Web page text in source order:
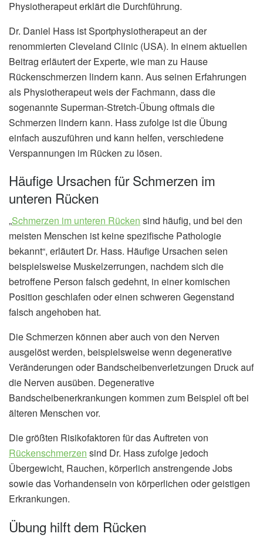
Physiotherapeut erklärt die Durchführung.
Dr. Daniel Hass ist Sportphysiotherapeut an der
renommierten Cleveland Clinic (USA). In einem aktuellen
Beitrag erläutert der Experte, wie man zu Hause
Rückenschmerzen lindern kann. Aus seinen Erfahrungen
als Physiotherapeut weis der Fachmann, dass die
sogenannte Superman-Stretch-Übung oftmals die
Schmerzen lindern kann. Hass zufolge ist die Übung
einfach auszuführen und kann helfen, verschiedene
Verspannungen im Rücken zu lösen.
Häufige Ursachen für Schmerzen im
unteren Rücken
„Schmerzen im unteren Rücken sind häufig, und bei den
meisten Menschen ist keine spezifische Pathologie
bekannt“, erläutert Dr. Hass. Häufige Ursachen seien
beispielsweise Muskelzerrungen, nachdem sich die
betroffene Person falsch gedehnt, in einer komischen
Position geschlafen oder einen schweren Gegenstand
falsch angehoben hat.
Die Schmerzen können aber auch von den Nerven
ausgelöst werden, beispielsweise wenn degenerative
Veränderungen oder Bandscheibenverletzungen Druck auf
die Nerven ausüben. Degenerative
Bandscheibenerkrankungen kommen zum Beispiel oft bei
älteren Menschen vor.
Die größten Risikofaktoren für das Auftreten von
Rückenschmerzen sind Dr. Hass zufolge jedoch
Übergewicht, Rauchen, körperlich anstrengende Jobs
sowie das Vorhandensein von körperlichen oder geistigen
Erkrankungen.
Übung hilft dem Rücken